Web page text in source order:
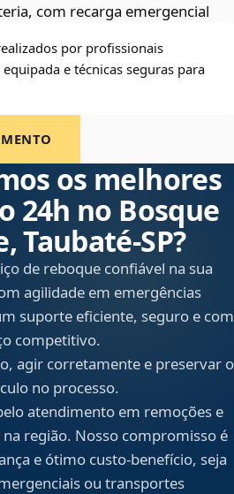
com recarga emergencial
por profissionais
e técnicas seguras para
os melhores
24h no Bosque
Taubaté‑SP?
de reboque confiável na sua
agilidade em emergências
suporte eficiente, seguro e com
competitivo.
agir corretamente e preservar o
no processo.
atendimento em remoções e
região. Nosso compromisso é
e ótimo custo-benefício, seja
ou transportes